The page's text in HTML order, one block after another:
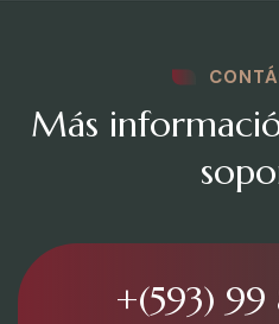
Más
+(593) 99